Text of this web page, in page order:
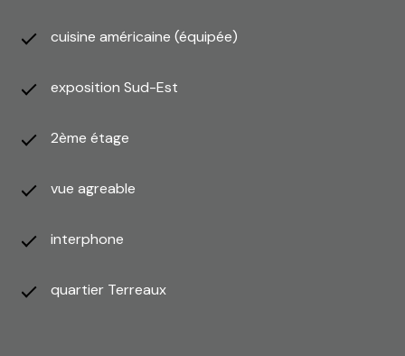
cuisine américaine (équipée)
exposition Sud-Est
2ème étage
vue agreable
interphone
quartier Terreaux